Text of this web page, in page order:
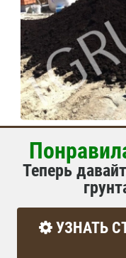
Теперь
УЗНАТЬ